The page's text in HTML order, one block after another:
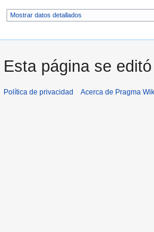
Mostrar datos detallados
Esta página se
Política de privacidad Acerca de Pragma